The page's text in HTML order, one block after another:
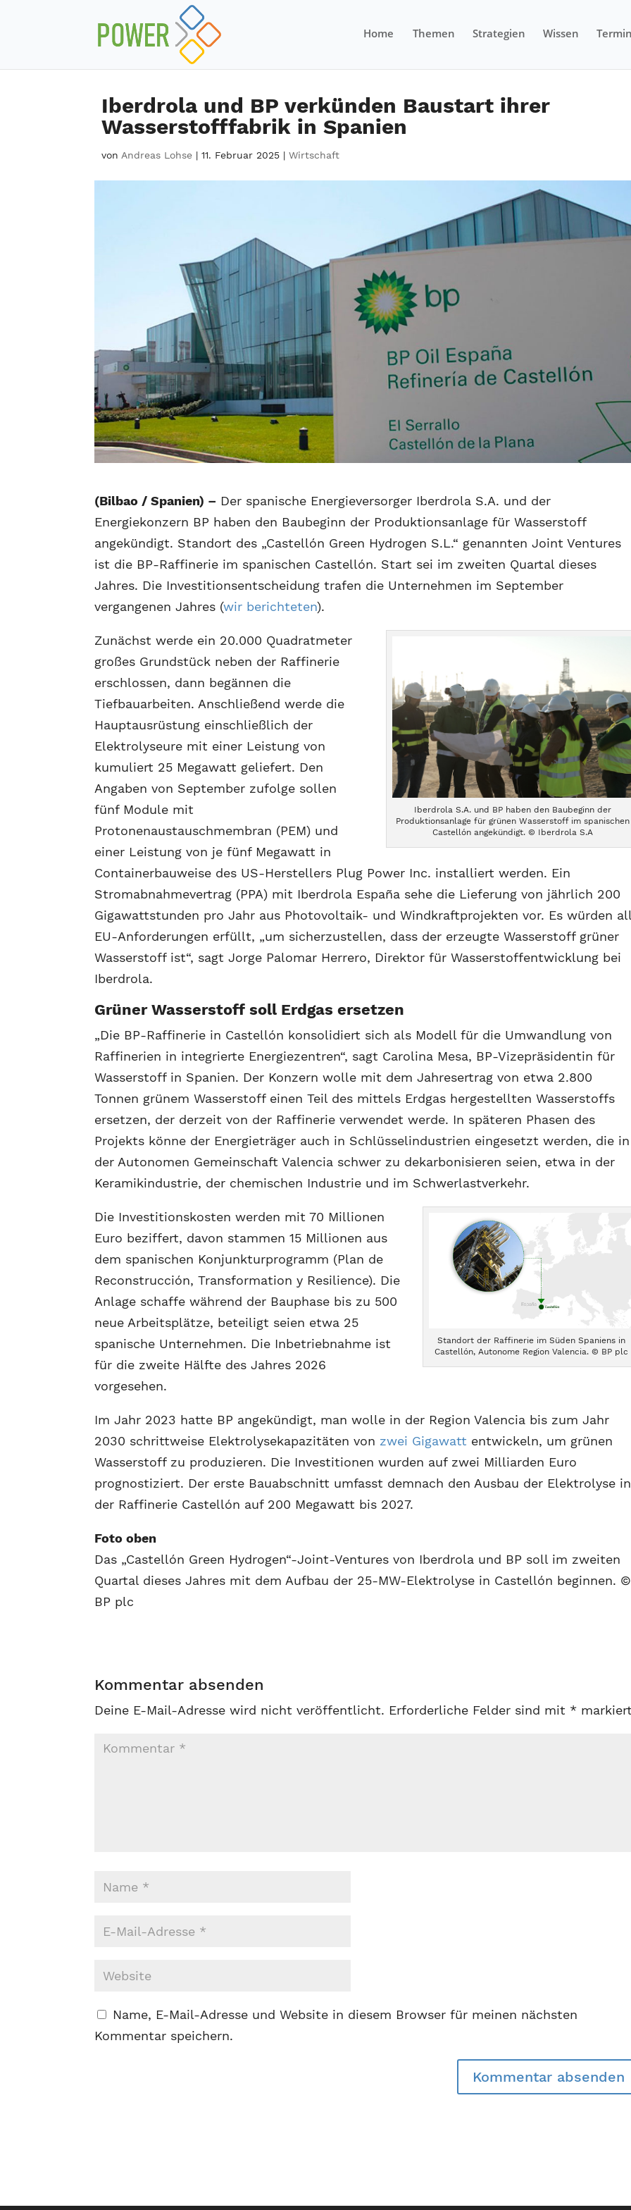
Home Themen Strategien Wissen
Iberdrola und BP verkünden Baustart ihrer
Wasserstofffabrik in Spanien
von Andreas Lohse |11. Februar 2025 |Wirtschaft
(Bilbao / Spanien) – Der spanische Energieversorger Iberdrola S.A. und der
Energiekonzern BP haben den Baubeginn der Produktionsanlage für Wasserstoff
angekündigt. Standort des „Castellón Green Hydrogen S.L.“ genannten Joint Ventures
ist die BP-Raffinerie im spanischen Castellón. Start sei im zweiten Quartal dieses
Jahres. Die Investitionsentscheidung trafen die Unternehmen im September
vergangenen Jahres (wir berichteten).
Iberdrola S.A. und BP haben den Baubeginn der
Produktionsanlage für grünen Wasserstoff im spanischen
Castellón angekündigt. © Iberdrola S.A
Zunächst werde ein 20.000 Quadratmeter
großes Grundstück neben der Raffinerie
erschlossen, dann begännen die
Tiefbauarbeiten. Anschließend werde die
Hauptausrüstung einschließlich der
Elektrolyseure mit einer Leistung von
kumuliert 25 Megawatt geliefert. Den
Angaben von September zufolge sollen
fünf Module mit
Protonenaustauschmembran (PEM) und
einer Leistung von je fünf Megawatt in
Containerbauweise des US-Herstellers Plug Power Inc. installiert werden. Ein
Stromabnahmevertrag (PPA) mit Iberdrola España sehe die Lieferung von jährlich 200
Gigawattstunden pro Jahr aus Photovoltaik- und Windkraftprojekten vor. Es würden
EU-Anforderungen erfüllt, „um sicherzustellen, dass der erzeugte Wasserstoff grüner
Wasserstoff ist“, sagt Jorge Palomar Herrero, Direktor für Wasserstoffentwicklung bei
Iberdrola.
Grüner Wasserstoff soll Erdgas ersetzen
„Die BP-Raffinerie in Castellón konsolidiert sich als Modell für die Umwandlung von
Raffinerien in integrierte Energiezentren“, sagt Carolina Mesa, BP-Vizepräsidentin für
Wasserstoff in Spanien. Der Konzern wolle mit dem Jahresertrag von etwa 2.800
Tonnen grünem Wasserstoff einen Teil des mittels Erdgas hergestellten Wasserstoffs
ersetzen, der derzeit von der Raffinerie verwendet werde. In späteren Phasen des
Projekts könne der Energieträger auch in Schlüsselindustrien eingesetzt werden, die in
der Autonomen Gemeinschaft Valencia schwer zu dekarbonisieren seien, etwa in der
Keramikindustrie, der chemischen Industrie und im Schwerlastverkehr.
Standort der Raffinerie im Süden Spaniens in
Castellón, Autonome Region Valencia. © BP plc
Die Investitionskosten werden mit 70 Millionen
Euro beziffert, davon stammen 15 Millionen aus
dem spanischen Konjunkturprogramm (Plan de
Reconstrucción, Transformation y Resilience). Die
Anlage schaffe während der Bauphase bis zu 500
neue Arbeitsplätze, beteiligt seien etwa 25
spanische Unternehmen. Die Inbetriebnahme ist
für die zweite Hälfte des Jahres 2026
vorgesehen.
Im Jahr 2023 hatte BP angekündigt, man wolle in der Region Valencia bis zum Jahr
2030 schrittweise Elektrolysekapazitäten von zwei Gigawatt entwickeln, um grünen
Wasserstoff zu produzieren. Die Investitionen wurden auf zwei Milliarden Euro
prognostiziert. Der erste Bauabschnitt umfasst demnach den Ausbau der Elektrolyse in
der Raffinerie Castellón auf 200 Megawatt bis 2027.
Foto oben
Das „Castellón Green Hydrogen“-Joint-Ventures von Iberdrola und BP soll im zweiten
Quartal dieses Jahres mit dem Aufbau der 25-MW-Elektrolyse in Castellón beginnen. ©
BP plc
Kommentar absenden
Deine E-Mail-Adresse wird nicht veröffentlicht. Erforderliche Felder sind mit *
Name, E-Mail-Adresse und Website in diesem Browser für meinen nächsten
Kommentar speichern.